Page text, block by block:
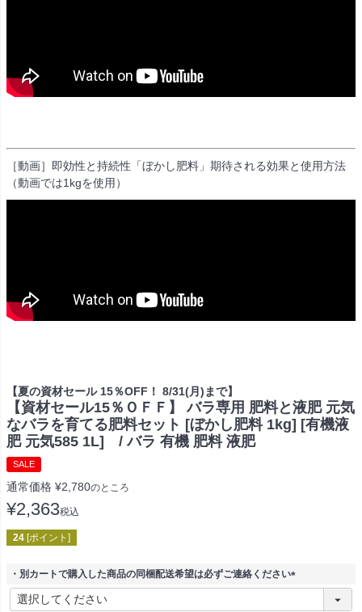
［動画］即効性と持続性「ぼかし肥料」期待される効果と使用方法
（動画では1kgを使用）
【夏の資材セール 15％OFF！ 8/31(月)まで】
【資材セール15％ＯＦＦ】 バラ専用 肥料と液肥 元気
なバラを育てる肥料セット [ぼかし肥料 1kg] [有機液
肥 元気585 1L] / バラ 有機 肥料 液肥
SALE
通常価格 ¥2,780のところ
¥2,363税込
24 [ポイント]
・別カートで購入した商品の同梱配送希望は必ずご連絡ください
(